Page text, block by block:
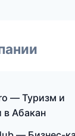
— Туризм и
в Абакан